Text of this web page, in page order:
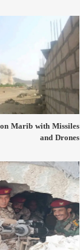
Marib with Missiles
and Drones